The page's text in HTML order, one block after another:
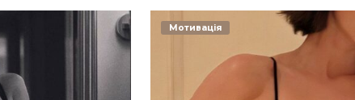
Мотивація